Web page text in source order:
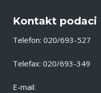
Kontakt podaci
Telefon: 020/693-527
Telefax: 020/693-349
E-mail: